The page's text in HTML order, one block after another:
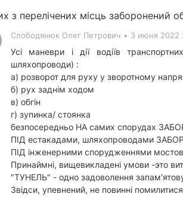
з перелічених місць заборонений
Слободянюк Олег Петрович • 3 июня 2022
Усі маневри і дії водіїв
шляхопроводи) :
а) розворот для руху у зворотному
б) рух заднім ходом
в) обгін
г) зупинка/ стоянка
безпосередньо НА самих спорудах
ПІД естакадами, шляхопроводами
ПІД інженерними спорудженнями
Принаймні, вищевикладені умови -это
"ТУНЕЛЬ" - одно задоволення
Звідси, упевнений, не повинні